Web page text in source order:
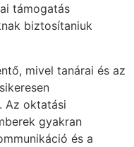
támogatás
biztosítaniuk
mivel tanárai és az
Az oktatási
gyakran
és a